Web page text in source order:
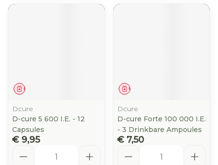
Geneesmiddel
Dcure
D-cure 5 600 I.E. - 12
Capsules
€ 9,95
Geneesmiddel
Dcure
D-cure Forte 100 000 I.E.
- 3 Drinkbare Ampoules
€ 7,50